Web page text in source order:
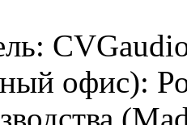
офис):